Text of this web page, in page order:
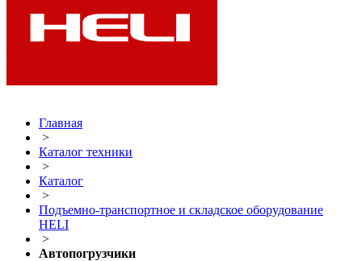
Главная
>
Каталог техники
>
Каталог
>
Подъемно-транспортное и складское оборудование
HELI
>
Автопогрузчики